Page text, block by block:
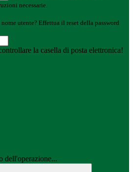
necessarie.
utente? Effettua il reset della password
la casella di posta elettronica!
dell'operazione...